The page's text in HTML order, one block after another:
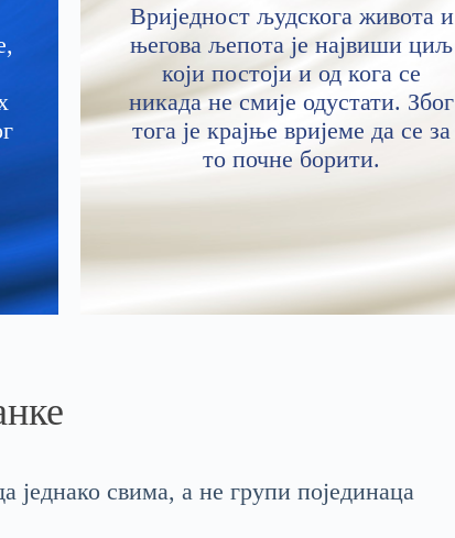
Вриједност људскога живота и
његова љепота је највиши циљ
који постоји и од кога се
никада не смије одустати. Због
тога је крајње вријеме да се за
то почне борити.
једнако свима, а не групи појединаца